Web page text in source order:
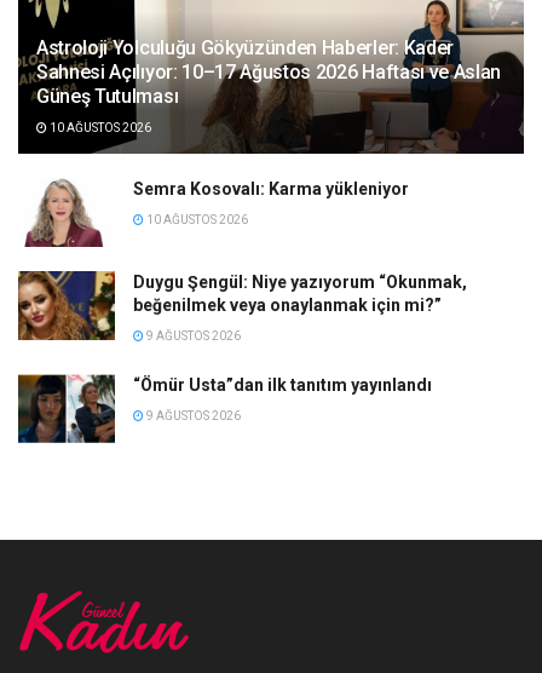
Astroloji Yolculuğu Gökyüzünden Haberler: Kader
Sahnesi Açılıyor: 10–17 Ağustos 2026 Haftası ve Aslan
Güneş Tutulması
10 AĞUSTOS 2026
Semra Kosovalı: Karma yükleniyor
10 AĞUSTOS 2026
Duygu Şengül: Niye yazıyorum “Okunmak,
beğenilmek veya onaylanmak için mi?”
9 AĞUSTOS 2026
“Ömür Usta”dan ilk tanıtım yayınlandı
9 AĞUSTOS 2026